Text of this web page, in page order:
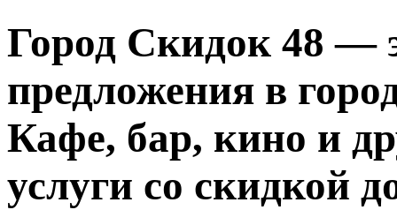
Город Скидок 48 —
предложения в
Кафе, бар, кино и
услуги со скидкой